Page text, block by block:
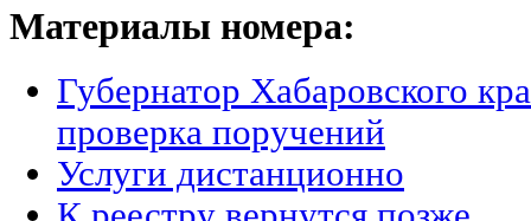
Материалы номера:
Губернатор Хабаровского
проверка поручений
Услуги дистанционно